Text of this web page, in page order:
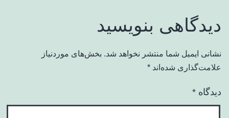
دیدگاهی بنویسید
نشانی ایمیل شما منتشر نخواهد شد. بخش‌های موردنیاز
علامت‌گذاری شده‌اند *
دیدگاه *